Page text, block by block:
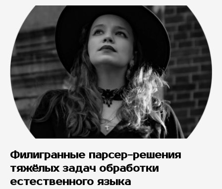
Филигранные парсер-решения
тяжёлых задач обработки
естественного языка